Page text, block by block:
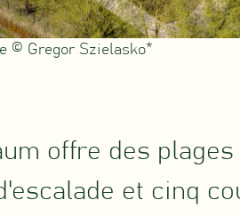
© Gregor Szielasko*
offre des plages
et cinq